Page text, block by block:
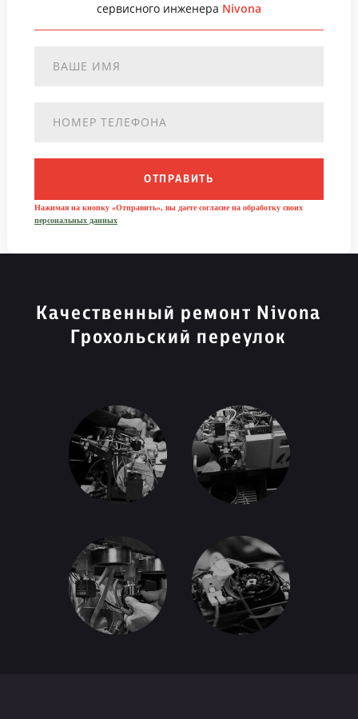
сервисного инженера Nivona
ОТПРАВИТЬ
Нажимая на кнопку «Отправить», вы даете согласие на обработку своих
персональных данных
Качественный ремонт Nivona
Грохольский переулок